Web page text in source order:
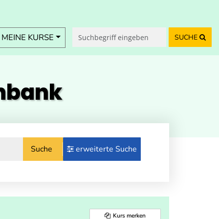
KURSE SUCHE
Suche erweiterte Suche
Kurs merken